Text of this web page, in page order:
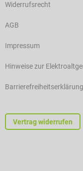
Widerrufsrecht
AGB
Impressum
Hinweise zur
Barrierefreiheitserklärung
Vertrag widerrufen